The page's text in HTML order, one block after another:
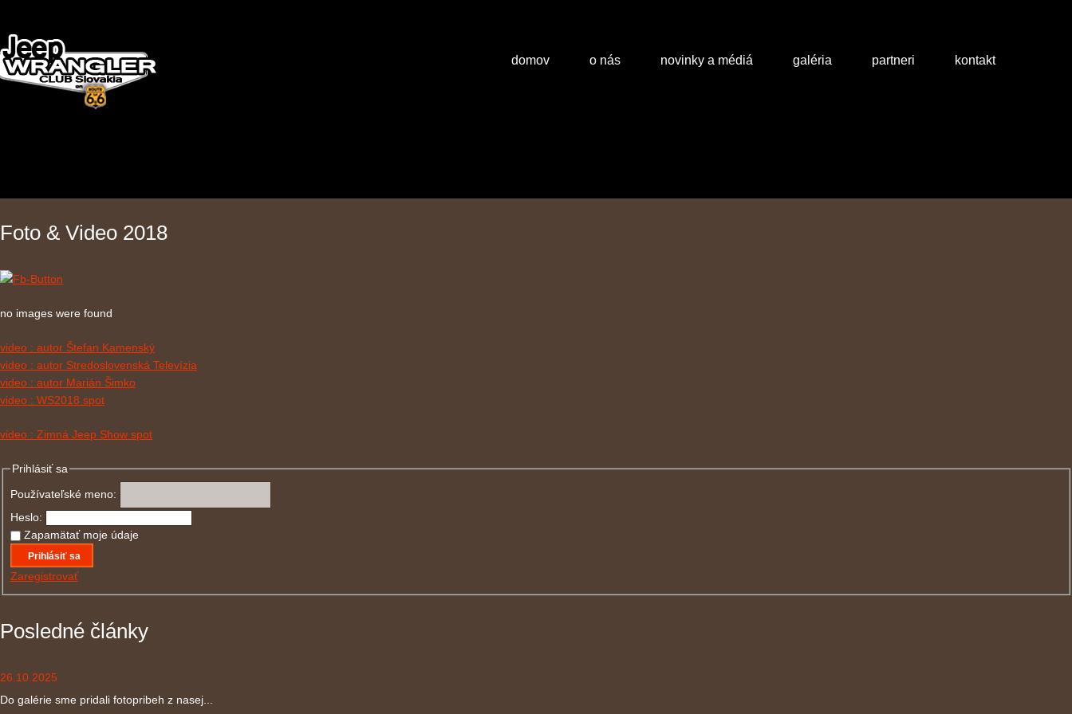
domov o nás novinky a médiá galéria partneri kontakt
Foto & Video 2018
no images were found
video : autor Štefan Kamenský
video : autor Stredoslovenská Televízia
video : autor Marián Šimko
video : WS2018 spot
video : Zimná Jeep Show spot
Prihlásiť sa
Používateľské meno:
Heslo:
Zapamätať moje údaje
Prihlásiť sa
Zaregistrovať
Posledné články
26.10.2025
Do galérie sme pridali fotopribeh z nasej...